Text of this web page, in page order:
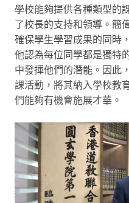
學校能夠提供各種類型的
了校長的支持和領導。簡
確保學生學習成果的同時
他認為每位同學都是獨特
中發揮他們的潛能。因此
課活動，將其納入學校教
們能夠有機會施展才華。